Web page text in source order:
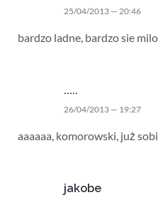
25/04/2013 — 20:46
bardzo ladne, bardzo sie
.....
26/04/2013 — 19:27
aaaaaa, komorowski, już
jakobe